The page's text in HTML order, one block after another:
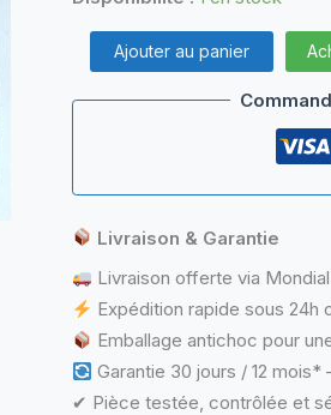
quantité
de
Satellite
Ajouter au panier
Livraison & Garantie
Livraison offerte via
Expédition rapide sous 24h
Emballage antichoc pour
Garantie 30 jours / 12
✔ Pièce testée, contrôlée et